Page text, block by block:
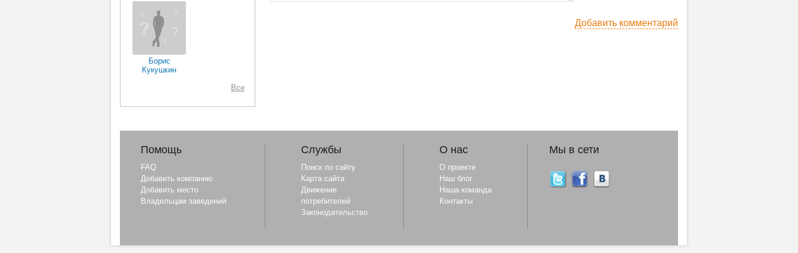
Борис
Кукушкин
Все
Добавить комментарий
Помощь
FAQ
Добавить компанию
Добавить место
Владельцам заведений
Службы
Поиск по сайту
Карта сайта
Движение
потребителей
Законодательство
О нас
О проекте
Наш блог
Наша команда
Контакты
Мы в сети